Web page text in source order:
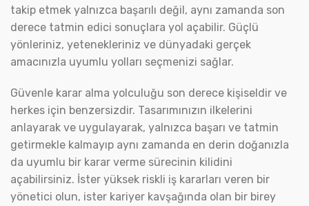
takip etmek yalnızca başarılı değil, aynı zamanda son
derece tatmin edici sonuçlara yol açabilir. Güçlü
yönleriniz, yetenekleriniz ve dünyadaki gerçek
amacınızla uyumlu yolları seçmenizi sağlar.
Güvenle karar alma yolculuğu son derece kişiseldir ve
herkes için benzersizdir. Tasarımınızın ilkelerini
anlayarak ve uygulayarak, yalnızca başarı ve tatmin
getirmekle kalmayıp aynı zamanda en derin doğanızla
da uyumlu bir karar verme sürecinin kilidini
açabilirsiniz. İster yüksek riskli iş kararları veren bir
yönetici olun, ister kariyer kavşağında olan bir birey